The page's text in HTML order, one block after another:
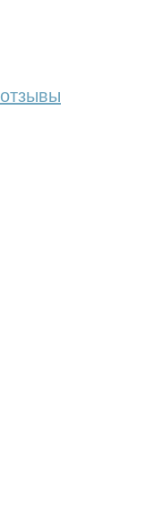
отзывы